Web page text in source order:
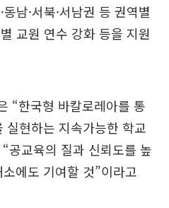
남·서북·서남권 등 권역별
교원 연수 강화 등을 지원
“한국형 바칼로레아를 통
실현하는 지속가능한 학교
공교육의 질과 신뢰도를 높
에도 기여할 것”이라고